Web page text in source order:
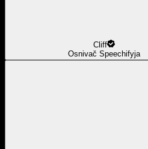
Cliff
Osnivač Speechifyja